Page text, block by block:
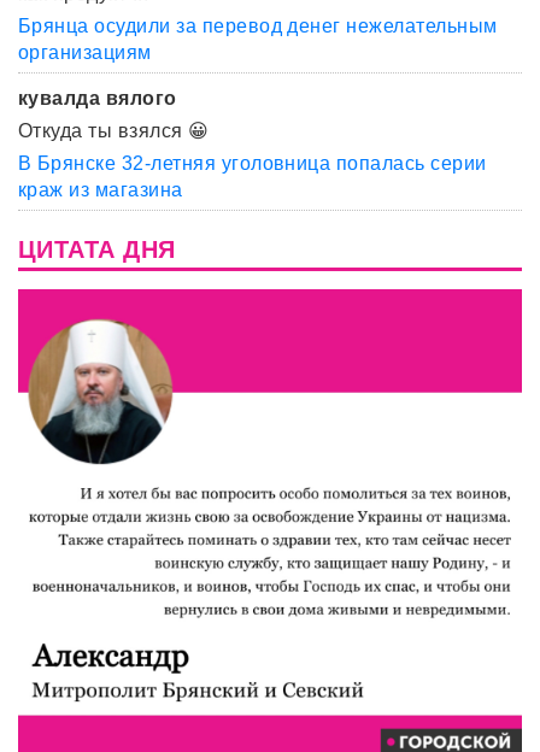
Брянца осудили за перевод денег нежелательным
организациям
кувалда вялого
Откуда ты взялся 😀
В Брянске 32-летняя уголовница попалась серии
краж из магазина
ЦИТАТА ДНЯ